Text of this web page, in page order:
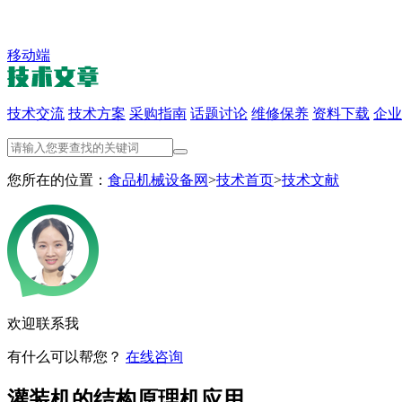
移动端
技术交流 技术方案 采购指南 话题讨论 维修保养 资料下载 企
您所在的位置： 食品机械设备网>技术首页>技术文献
欢迎联系我
有什么可以帮您？ 在线咨询